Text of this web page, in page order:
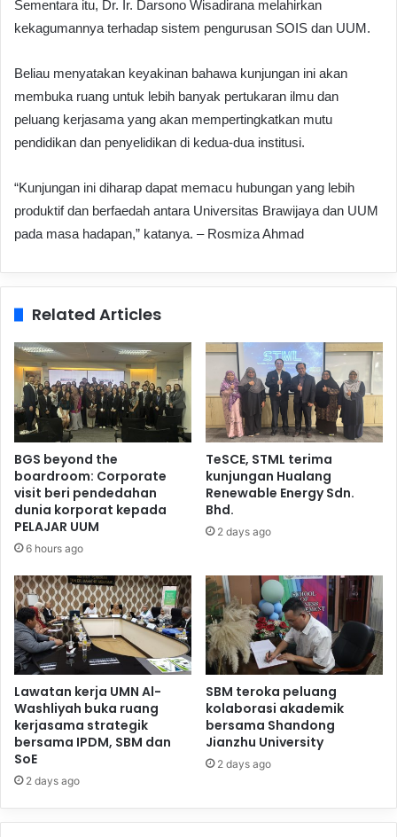
Sementara itu, Dr. Ir. Darsono Wisadirana melahirkan
kekagumannya terhadap sistem pengurusan SOIS dan UUM.
Beliau menyatakan keyakinan bahawa kunjungan ini akan
membuka ruang untuk lebih banyak pertukaran ilmu dan
peluang kerjasama yang akan mempertingkatkan mutu
pendidikan dan penyelidikan di kedua-dua institusi.
“Kunjungan ini diharap dapat memacu hubungan yang lebih
produktif dan berfaedah antara Universitas Brawijaya dan UUM
pada masa hadapan,” katanya. – Rosmiza Ahmad
Related Articles
BGS beyond the
boardroom: Corporate
visit beri pendedahan
dunia korporat kepada
PELAJAR UUM
6 hours ago
TeSCE, STML terima
kunjungan Hualang
Renewable Energy Sdn.
Bhd.
2 days ago
Lawatan kerja UMN Al-
Washliyah buka ruang
kerjasama strategik
bersama IPDM, SBM dan
SoE
2 days ago
SBM teroka peluang
kolaborasi akademik
bersama Shandong
Jianzhu University
2 days ago